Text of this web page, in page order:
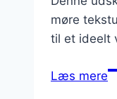
møre
til et ideelt
Læs mere